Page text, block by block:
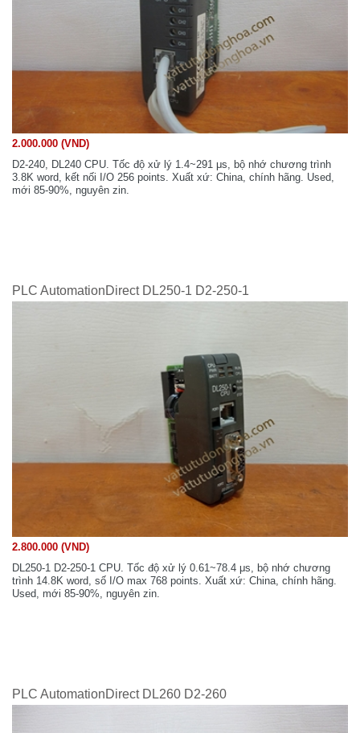
2.000.000 (VND)
D2-240, DL240 CPU. Tốc độ xử lý 1.4~291 μs, bộ nhớ chương trình
3.8K word, kết nối I/O 256 points. Xuất xứ: China, chính hãng. Used,
mới 85-90%, nguyên zin.
PLC AutomationDirect DL250-1 D2-250-1
2.800.000 (VND)
DL250-1 D2-250-1 CPU. Tốc độ xử lý 0.61~78.4 μs, bộ nhớ chương
trình 14.8K word, số I/O max 768 points. Xuất xứ: China, chính hãng.
Used, mới 85-90%, nguyên zin.
PLC AutomationDirect DL260 D2-260